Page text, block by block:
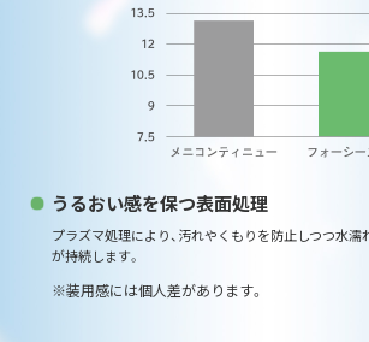
うるおい感を保つ表面処理
プラズマ処理により、汚れやくもりを防止しつつ水濡
が持続します。
装用感には個人差があります。